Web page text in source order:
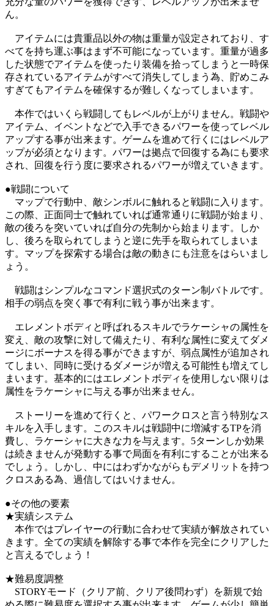
ん。
アイテムには貴重品以外の物は重量が設定されており、す
べてを持ち運ぶ事はまず不可能になっています。重量が過多
した状態でアイテムを使ったり装備を拾ってしまうと一時保
存されているアイテムがすべて消失してしまう為、貯めこみ
すぎてもアイテムを確保するが難しくなってしまいます。
本作ではいくら戦闘してもレベルが上がりません。戦闘や
アイテム、イベントなどで入手できるパワーを使ってレベル
アップする事が出来ます。ゲームを進めて行くにはレベルア
ップが必須となります。パワーは拠点で回復する為にも要求
され、回復を行う度に要求されるパワーが増えていきます。
●戦闘について
マップで行動中、敵シンボルに触れると戦闘に入ります。
この際、正面同士で触れていれば通常通りに戦闘が始まり、
敵の後ろを突いていれば自分の先制から始まります。しか
し、後ろを取られてしまうと逆に先手を取られてしまいま
す。マップを探索する場合は敵の動きにも注意をはらいまし
ょう。
戦闘はシンプルなコマンド選択式のターン制バトルです。
相手の弱点を突く事で有利に戦う事が出来ます。
エレメントボディと呼ばれるスキルでラケーシャの属性を
変え、敵の攻撃に対して備えたり、有利な属性に変えてダメ
ージにボーナスを得る事ができますが、弱点属性が追加され
てしまい、同時に受けるダメージが増える可能性も増えてし
まいます。基本的にはエレメントボディを使用しない限りは
属性をラケーシャに与える事が出来ません。
ストーリーを進めて行くと、パワークロスと言う特別なス
キルを入手します。このスキルは戦闘中に増減するTPを消
費し、ラケーシャに大きな力を与えます。5ターンしか効果
は続きませんが発動する事で局面を有利にすることが出来る
でしょう。しかし、中にはわずかながらもデメリットを持つ
クロスある為、過信してはいけません。
●その他の要素
★実績システム
本作ではプレイヤーの行動に合わせて実績が解放されてい
きます。全ての実績を解除する事で本作を完全にクリアした
と言えるでしょう！
★難易度調整
STORYモード（クリア前、クリア後問わず）を新規で始